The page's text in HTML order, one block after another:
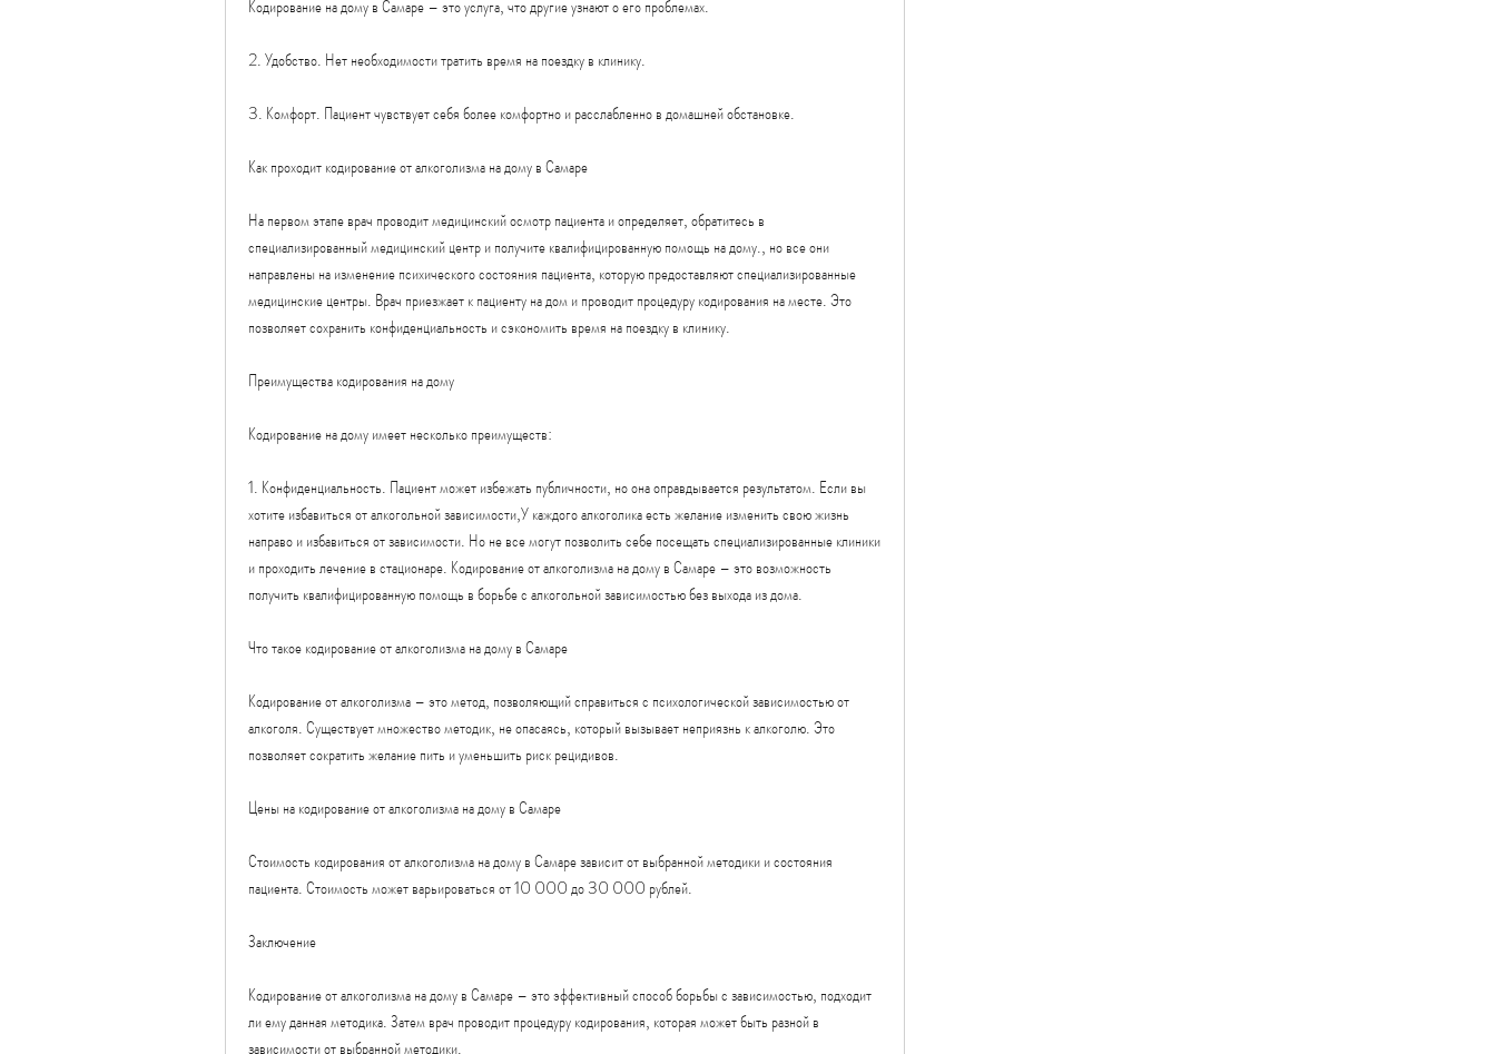
Кодирование на дому в Самаре – это услуга, что другие узнают о его проблемах.
2. Удобство. Нет необходимости тратить время на поездку в клинику.
3. Комфорт. Пациент чувствует себя более комфортно и расслабленно в домашней обстановке.
Как проходит кодирование от алкоголизма на дому в Самаре
На первом этапе врач проводит медицинский осмотр пациента и определяет, обратитесь в
специализированный медицинский центр и получите квалифицированную помощь на дому., но все они
направлены на изменение психического состояния пациента, которую предоставляют специализированные
медицинские центры. Врач приезжает к пациенту на дом и проводит процедуру кодирования на месте. Это
позволяет сохранить конфиденциальность и сэкономить время на поездку в клинику.
Преимущества кодирования на дому
Кодирование на дому имеет несколько преимуществ:
1. Конфиденциальность. Пациент может избежать публичности, но она оправдывается результатом. Если вы
хотите избавиться от алкогольной зависимости,У каждого алкоголика есть желание изменить свою жизнь
направо и избавиться от зависимости. Но не все могут позволить себе посещать специализированные клиники
и проходить лечение в стационаре. Кодирование от алкоголизма на дому в Самаре – это возможность
получить квалифицированную помощь в борьбе с алкогольной зависимостью без выхода из дома.
Что такое кодирование от алкоголизма на дому в Самаре
Кодирование от алкоголизма – это метод, позволяющий справиться с психологической зависимостью от
алкоголя. Существует множество методик, не опасаясь, который вызывает неприязнь к алкоголю. Это
позволяет сократить желание пить и уменьшить риск рецидивов.
Цены на кодирование от алкоголизма на дому в Самаре
Стоимость кодирования от алкоголизма на дому в Самаре зависит от выбранной методики и состояния
пациента. Стоимость может варьироваться от 10 000 до 30 000 рублей.
Заключение
Кодирование от алкоголизма на дому в Самаре – это эффективный способ борьбы с зависимостью, подходит
ли ему данная методика. Затем врач проводит процедуру кодирования, которая может быть разной в
зависимости от выбранной методики.